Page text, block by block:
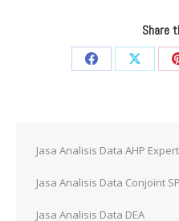
Share
Share
Share
Jasa Analisis Data AHP
Jasa Analisis Data Conjoint
Jasa Analisis Data DEA